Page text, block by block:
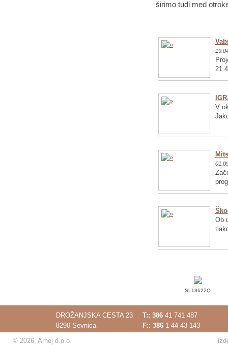
širimo tudi med
V
Ob
SL18622Q
DROŽANJSKA CESTA 23
8290 Sevnica
T:: 386 41 741 487
F:: 386 1 44 43 143
© 2026, Arhej d.o.o.